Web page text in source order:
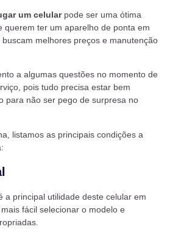
um celularpode ser uma ótima
querem ter um aparelho de ponta em
melhores preços e manutenção
a algumas questões no momento de
pois tudo precisa estar bem
para não ser pego de surpresa no
listamos as principais condições a
a principal utilidade deste celular em
fácil selecionar o modelo e